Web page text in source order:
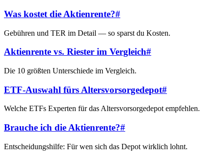
Was kostet die Aktienrente?#
Gebühren und TER im Detail — so sparst du Kosten.
Aktienrente vs. Riester im Vergleich#
Die 10 größten Unterschiede im Vergleich.
ETF-Auswahl fürs Altersvorsorgedepot#
Welche ETFs Experten für das Altersvorsorgedepot empfehlen.
Brauche ich die Aktienrente?#
Entscheidungshilfe: Für wen sich das Depot wirklich lohnt.